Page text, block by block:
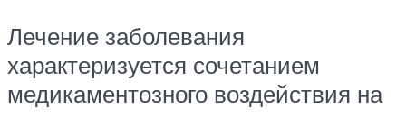
Лечение заболевания
характеризуется сочетанием
медикаментозного воздействия на